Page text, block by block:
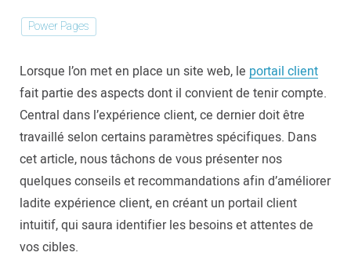
Power Pages
Lorsque l’on met en place un site web, le portail client
fait partie des aspects dont il convient de tenir compte.
Central dans l’expérience client, ce dernier doit être
travaillé selon certains paramètres spécifiques. Dans
cet article, nous tâchons de vous présenter nos
quelques conseils et recommandations afin d’améliorer
ladite expérience client, en créant un portail client
intuitif, qui saura identifier les besoins et attentes de
vos cibles.